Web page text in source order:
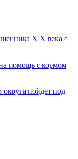
XIX века с
помощь с кормом
пойдет под